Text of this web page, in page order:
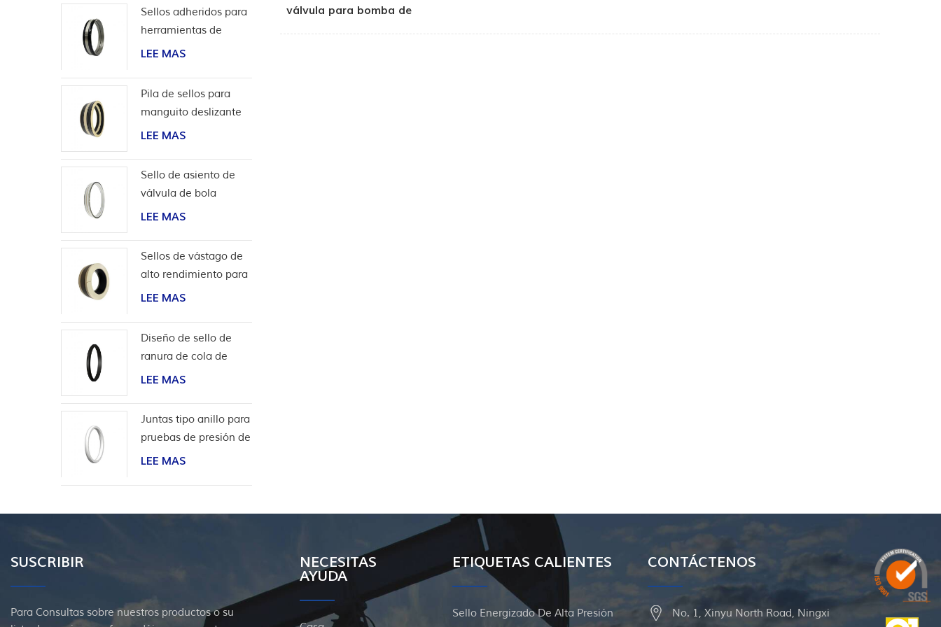
válvula para bomba de
Sellos adheridos para
herramientas de
terminación
LEE MAS
Pila de sellos para
manguito deslizante
de herramientas de
LEE MAS
Sello de asiento de
válvula de bola
bidireccional de alta
LEE MAS
Sellos de vástago de
alto rendimiento para
aplicaciones de
LEE MAS
Diseño de sello de
ranura de cola de
milano para
LEE MAS
Juntas tipo anillo para
pruebas de presión de
válvulas
LEE MAS
SUSCRIBIR
Para Consultas sobre nuestros productos o su
NECESITAS
AYUDA
ETIQUETAS CALIENTES
Sello Energizado De Alta Presión
CONTÁCTENOS
No. 1, Xinyu North Road, Ningxi